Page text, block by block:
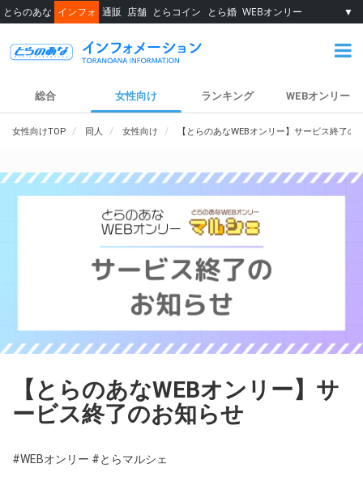
とらのあな インフォ 通販 店舗 とらコイン とら婚 WEBオンリー ▼
総合 女性向け ランキング WEBオンリー
女性向けTOP 同人 女性向け 【とらのあなWEBオンリー】サービス終了の
【とらのあなWEBオンリー】サ
ービス終了のお知らせ
#WEBオンリー #とらマルシェ